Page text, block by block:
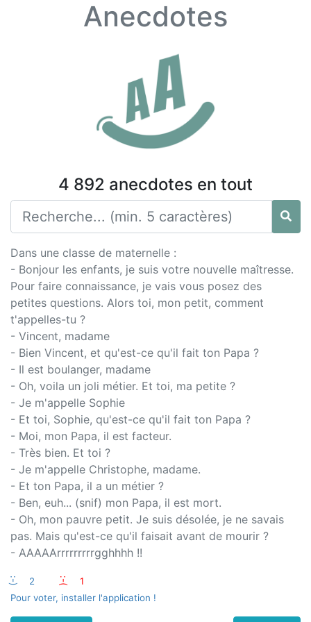
Anecdotes
4 892 anecdotes en tout
Dans une classe de maternelle :
- Bonjour les enfants, je suis votre nouvelle maîtresse.
Pour faire connaissance, je vais vous posez des
petites questions. Alors toi, mon petit, comment
t'appelles-tu ?
- Vincent, madame
- Bien Vincent, et qu'est-ce qu'il fait ton Papa ?
- Il est boulanger, madame
- Oh, voila un joli métier. Et toi, ma petite ?
- Je m'appelle Sophie
- Et toi, Sophie, qu'est-ce qu'il fait ton Papa ?
- Moi, mon Papa, il est facteur.
- Très bien. Et toi ?
- Je m'appelle Christophe, madame.
- Et ton Papa, il a un métier ?
- Ben, euh... (snif) mon Papa, il est mort.
- Oh, mon pauvre petit. Je suis désolée, je ne savais
pas. Mais qu'est-ce qu'il faisait avant de mourir ?
- AAAAArrrrrrrrrgghhhh !!
:-) 2 :-(
1
Pour voter, installer l'application !